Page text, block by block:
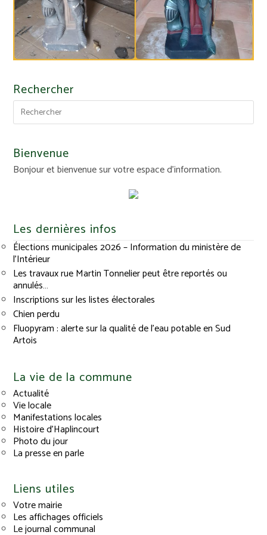
Rechercher
Bienvenue
Bonjour et bienvenue sur votre espace d'information.
Les dernières infos
Élections municipales 2026 – Information du ministère de
l’Intérieur
Les travaux rue Martin Tonnelier peut être reportés ou
annulés…
Inscriptions sur les listes électorales
Chien perdu
Fluopyram : alerte sur la qualité de l’eau potable en Sud
Artois
La vie de la commune
Actualité
Vie locale
Manifestations locales
Histoire d’Haplincourt
Photo du jour
La presse en parle
Liens utiles
Votre mairie
Les affichages officiels
Le journal communal